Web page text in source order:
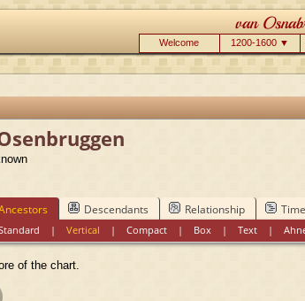
Welcome 1200-1600 ▼
Descendants Relationship
|Vertical |Compact | Box |Text |
of the chart.